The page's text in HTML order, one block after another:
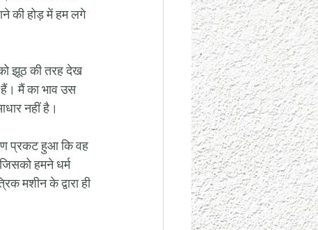
की होड़ में हम लगे
झूठ की तरह देख
मैं का भाव उस
नहीं है।
प्रकट हुआ कि वह
हमने धर्म
मशीन के द्वारा ही